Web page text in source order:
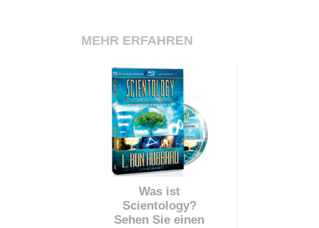
MEHR ERFAHREN
Was ist
Scientology?
Sehen Sie einen